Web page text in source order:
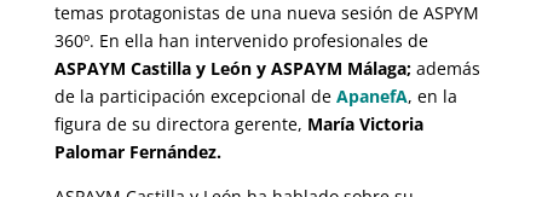
temas protagonistas de una nueva sesión de ASPYM
360º. En ella han intervenido profesionales de
ASPAYM Castilla y León y ASPAYM Málaga; además
de la participación excepcional de ApanefA, en la
figura de su directora gerente, María Victoria
Palomar Fernández.